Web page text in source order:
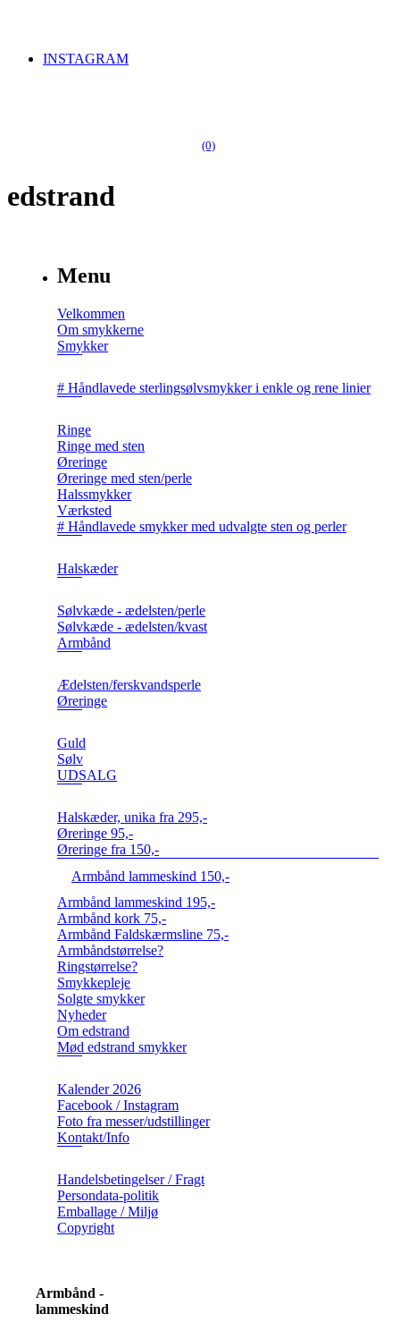
INSTAGRAM
(0)
edstrand
Menu
Velkommen
Om smykkerne
Smykker
# Håndlavede sterlingsølvsmykker i enkle og rene linier
Ringe
Ringe med sten
Øreringe
Øreringe med sten/perle
Halssmykker
Værksted
# Håndlavede smykker med udvalgte sten og perler
Halskæder
Sølvkæde - ædelsten/perle
Sølvkæde - ædelsten/kvast
Armbånd
Ædelsten/ferskvandsperle
Øreringe
Guld
Sølv
UDSALG
Halskæder, unika fra 295,-
Øreringe 95,-
Øreringe fra 150,-
Armbånd lammeskind 150,-
Armbånd lammeskind 195,-
Armbånd kork 75,-
Armbånd Faldskærmsline 75,-
Armbåndstørrelse?
Ringstørrelse?
Smykkepleje
Solgte smykker
Nyheder
Om edstrand
Mød edstrand smykker
Kalender 2026
Facebook / Instagram
Foto fra messer/udstillinger
Kontakt/Info
Handelsbetingelser / Fragt
Persondata-politik
Emballage / Miljø
Copyright
Armbånd -
lammeskind